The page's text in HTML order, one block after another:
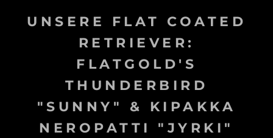
UNSERE FLAT COATED
RETRIEVER:
FLATGOLD'S
THUNDERBIRD
"SUNNY" & KIPAKKA
NEROPATTI "JYRKI"